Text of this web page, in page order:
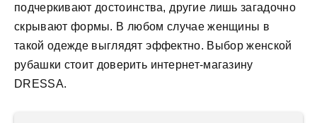
подчеркивают достоинства, другие лишь загадочно
скрывают формы. В любом случае женщины в
такой одежде выглядят эффектно. Выбор женской
рубашки стоит доверить интернет-магазину
DRESSA.